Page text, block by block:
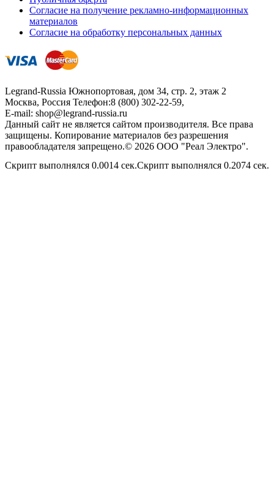
Согласие на получение рекламно-информационных
материалов
Согласие на обработку персональных данных
Legrand-Russia Южнопортовая, дом 34, стр. 2, этаж 2
Москва, Россия Телефон:8 (800) 302-22-59,
E-mail: shop@legrand-russia.ru
Данный сайт не является сайтом производителя. Все права
защищены. Копирование материалов без разрешения
правообладателя запрещено.© 2026 ООО "Реал Электро".
Скрипт выполнялся 0.0014 сек.Скрипт выполнялся 0.2074 сек.